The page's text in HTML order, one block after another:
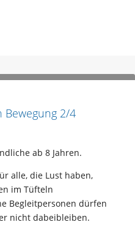
Bewegung 2/4
ab 8 Jahren.
alle, die Lust haben,
im Tüfteln
Begleitpersonen dürfen
nicht dabeibleiben.